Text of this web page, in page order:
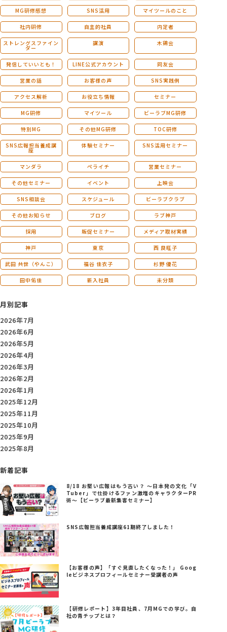
MG研修感想 SNS活用 マイツールのこと
社内研修 自主的社員 内定者
ストレングスファイン
ダー
講演 木鶏会
発信していいとも！ LINE公式アカウント 同友会
営業の話 お客様の声 SNS実践例
アクセス解析 お役立ち情報 セミナー
MG研修 マイツール ビーラブMG研修
特別MG その他MG研修 TOC研修
SNS広報担当養成講
座
体験セミナー SNS活用セミナー
マンダラ ペライチ 営業セミナー
その他セミナー イベント 上映会
SNS相談会 スケジュール ビーラブクラブ
その他お知らせ ブログ ラブ神戸
採用 販促セミナー メディア取材実績
神戸 東京 西 良旺子
武田 共世（やんこ） 福谷 佳衣子 杉野 優花
田中佑佳 新入社員 未分類
月別記事
2026年7月
2026年6月
2026年5月
2026年4月
2026年3月
2026年2月
2026年1月
2025年12月
2025年11月
2025年10月
2025年9月
2025年8月
新着記事
8/18 お堅い広報はもう古い？ ～日本発の文化「V
Tuber」で仕掛けるファン激増のキャラクターPR
術～【ビーラブ最新集客セミナー】
SNS広報担当養成講座61期終了しました！
【お客様の声】「すぐ見直したくなった！」 Goog
leビジネスプロフィールセミナー受講者の声
【研修レポート】3年目社員、7月MGでの学び。自
社の青チップとは？